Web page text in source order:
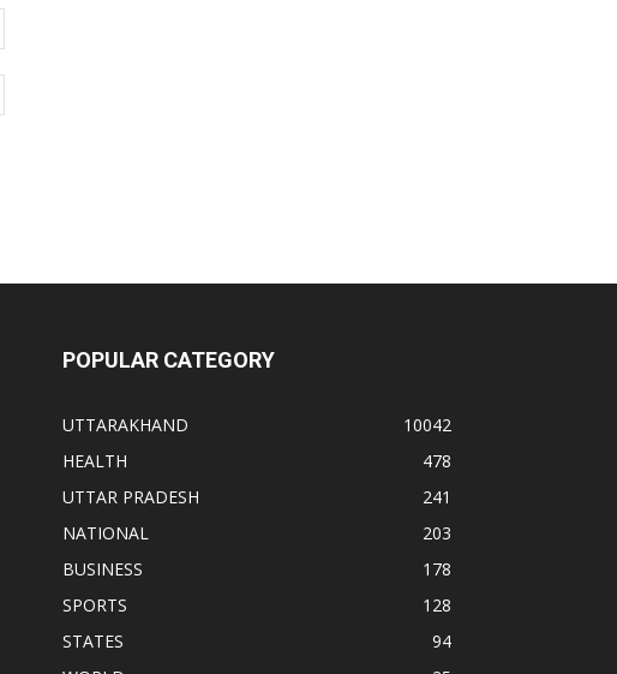
POPULAR CATEGORY
UTTARAKHAND
10042
HEALTH
478
UTTAR PRADESH
241
NATIONAL
203
BUSINESS
178
SPORTS
128
STATES
94